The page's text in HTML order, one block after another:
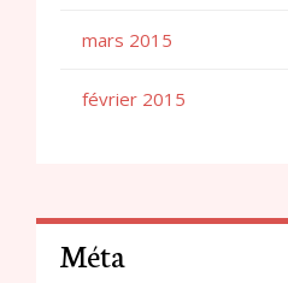
mars 2015
février 2015
Méta